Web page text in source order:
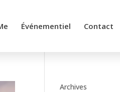
Événementiel Contact
Archives